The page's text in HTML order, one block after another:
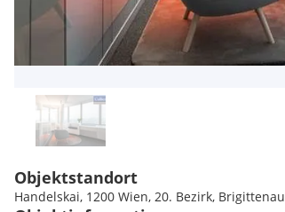
Objektstandort
Handelskai, 1200 Wien, 20. Bezirk, Brigittenau